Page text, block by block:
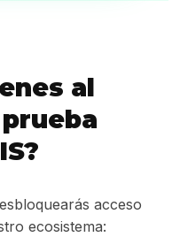
al
acceso
ecosistema: